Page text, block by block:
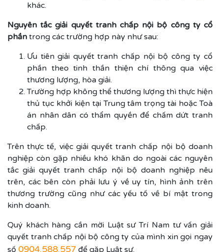
khác.
Nguyên tắc giải quyết tranh chấp nội bộ công ty cổ
phần trong các trường hợp này như sau:
Ưu tiên giải quyết tranh chấp nội bộ công ty cổ
phần theo tinh thần thiện chí thông qua việc
thương lượng, hòa giải.
Trường hợp không thể thương lượng thì thực hiện
thủ tục khởi kiện tại Trung tâm trọng tài hoặc Toà
án nhân dân có thẩm quyền để chấm dứt tranh
chấp.
Trên thực tế, việc giải quyết tranh chấp nội bộ doanh
nghiệp còn gặp nhiều khó khăn do ngoài các nguyên
tắc giải quyết tranh chấp nội bộ doanh nghiệp nêu
trên, các bên còn phải lưu ý về uy tín, hình ảnh trên
thương trường cũng như các yếu tố về bí mật trong
kinh doanh.
Quý khách hàng cần mời Luật sư Trí Nam tư vấn giải
quyết tranh chấp nội bộ công ty của mình xin gọi ngay
số 0904.588.557 để gặp Luật sư.